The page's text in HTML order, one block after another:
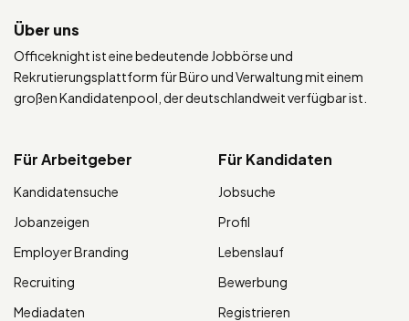
Über uns
Officeknight ist eine bedeutende Jobbörse und
Rekrutierungsplattform für Büro und Verwaltung mit einem
großen Kandidatenpool, der deutschlandweit verfügbar ist.
Für Arbeitgeber
Kandidatensuche
Jobanzeigen
Employer Branding
Recruiting
Mediadaten
Für Kandidaten
Jobsuche
Profil
Lebenslauf
Bewerbung
Registrieren